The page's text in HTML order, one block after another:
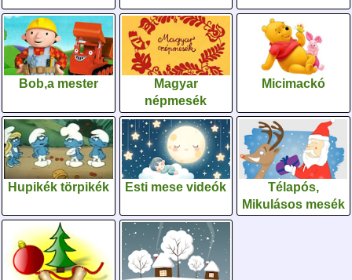
Bob,a mester
Magyar
népmesék
Micimackó
Hupikék törpikék Esti mese videók
Télapós,
Mikulásos mesék